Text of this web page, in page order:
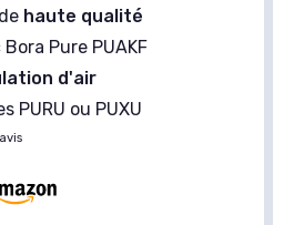
haute qualité
Pure PUAKF
d'air
PURU ou PUXU